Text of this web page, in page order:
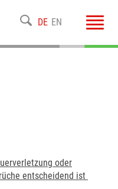
DE EN
oder
entscheidend ist